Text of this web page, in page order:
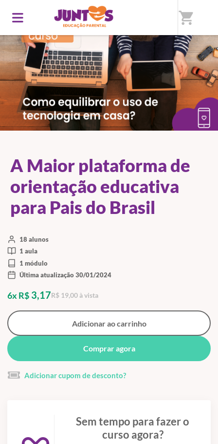
shopping_cart
A Maior plataforma de
orientação educativa
para Pais do Brasil
18 alunos
1 aula
1 módulo
Última atualização 30/01/2024
6x R$ 3,17R$ 19,00 à vista
Adicionar ao carrinho
Comprar agora
Adicionar cupom de desconto?
Sem tempo para fazer o
curso agora?